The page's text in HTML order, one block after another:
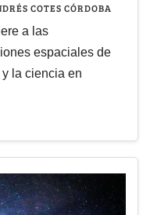
COTES CÓRDOBA
a las
espaciales de
la ciencia en